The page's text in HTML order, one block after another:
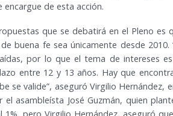
encargue de esta acción.
que se debatirá en el Pleno es
buena fe sea únicamente desde 2010.
por lo que el tema de intereses
entre 12 y 13 años. Hay que
se valide”, aseguró Virgilio Hernández,
el asambleísta José Guzmán, quien